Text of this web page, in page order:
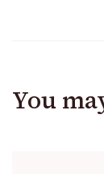
You